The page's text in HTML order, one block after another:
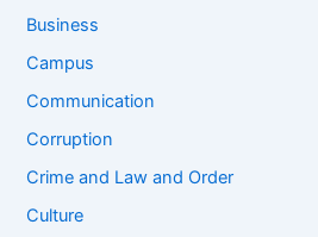
Business
Campus
Communication
Corruption
Crime and Law and Order
Culture